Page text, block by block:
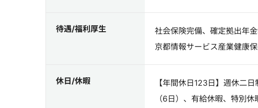
待遇/福利厚生
社会保険完備、確定拠出年
京都情報サービス産業健康
休日/休暇
【年間休日123日】週休二
（6日）、有給休暇、特別休